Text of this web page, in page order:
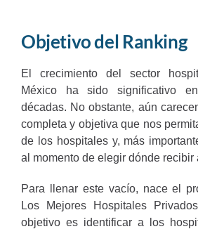
Objetivo del Ranking
El crecimiento del sector
México ha sido significativo
décadas. No obstante, aún
completa y objetiva que nos
de los hospitales y, más
al momento de elegir dónde recibir
Para llenar este vacío, nace el
Los Mejores Hospitales
objetivo es identificar a los